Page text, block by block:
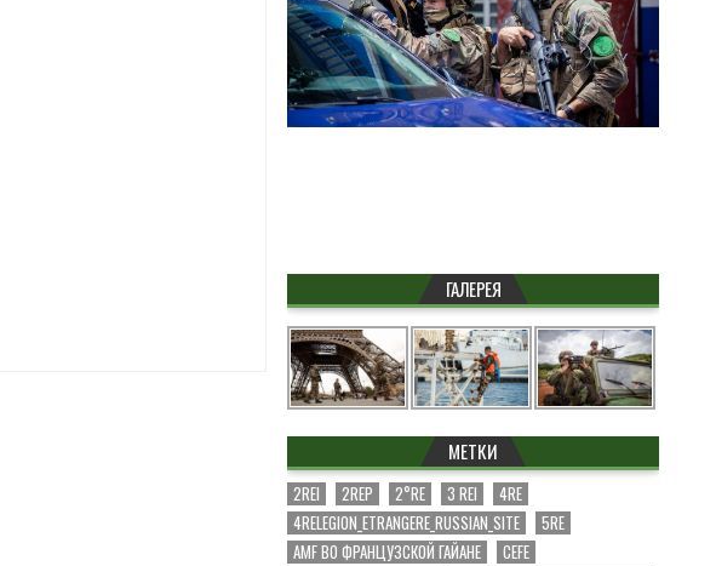
ГАЛЕРЕЯ
МЕТКИ
2REI 2REP 2°RE 3 REI
4RE
4RELEGION_ETRANGERE_RUSSIAN_SITE
5RE
AMF ВО ФРАНЦУЗСКОЙ ГАЙАНЕ
CEFE